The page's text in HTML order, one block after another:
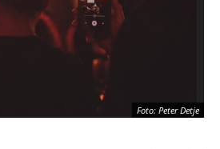
Foto: Peter Detje